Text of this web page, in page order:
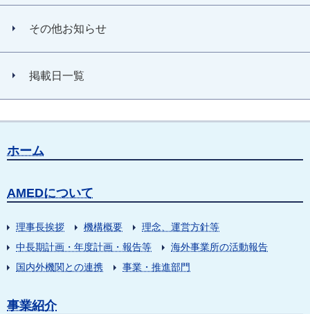
その他お知らせ
掲載日一覧
ホーム
AMEDについて
理事長挨拶 機構概要
理念、運営方針等
中長期計画・年度計画・報告等
海外事業所の活動報告
国内外機関との連携
事業・推進部門
事業紹介